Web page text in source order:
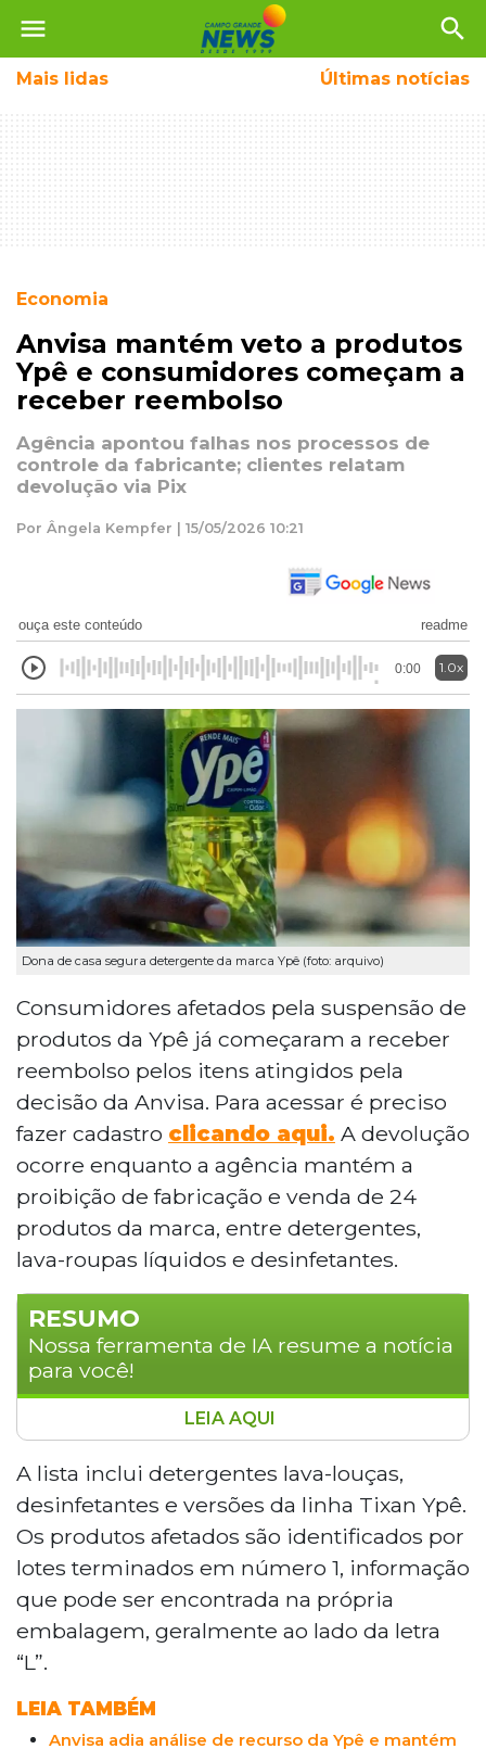
menu search
Mais lidas Últimas notícias
Economia
Anvisa mantém veto a produtos
Ypê e consumidores começam a
receber reembolso
Agência apontou falhas nos processos de
controle da fabricante; clientes relatam
devolução via Pix
Por Ângela Kempfer | 15/05/2026 10:21
ouça este conteúdo readme
0:00 1.0x
Dona de casa segura detergente da marca Ypê (foto: arquivo)
Consumidores afetados pela suspensão de
produtos da Ypê já começaram a receber
reembolso pelos itens atingidos pela
decisão da Anvisa. Para acessar é preciso
fazer cadastro clicando aqui. A devolução
ocorre enquanto a agência mantém a
proibição de fabricação e venda de 24
produtos da marca, entre detergentes,
lava-roupas líquidos e desinfetantes.
RESUMO
Nossa ferramenta de IA resume a notícia
para você!
Consumidores afetados pela suspensão
de produtos da Ypê já recebem
reembolso. A Anvisa mantém proibição
marca por falhas em produção e risco de
contaminação microbiológica. Para
reembolso, é preciso preencher
formulário com dados pessoais e Pix.
Pagamentos ocorrem em até um dia útil.
A agência orienta suspender uso
imediato dos produtos com lotes
terminados em 1.
LEIA AQUI
A lista inclui detergentes lava-louças,
desinfetantes e versões da linha Tixan Ypê.
Os produtos afetados são identificados por
lotes terminados em número 1, informação
que pode ser encontrada na própria
embalagem, geralmente ao lado da letra
“L”.
LEIA TAMBÉM
Anvisa adia análise de recurso da Ypê e mantém